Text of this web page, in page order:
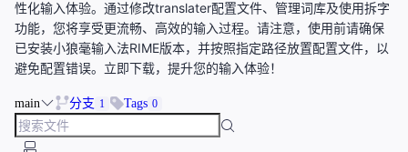
性化输入体验。通过修改translater配置文件、管理词库及使用拆字
功能，您将享受更流畅、高效的输入过程。请注意，使用前请确保
已安装小狼毫输入法RIME版本，并按照指定路径放置配置文件，以
避免配置错误。立即下载，提升您的输入体验！
main 分支 1 Tags 0